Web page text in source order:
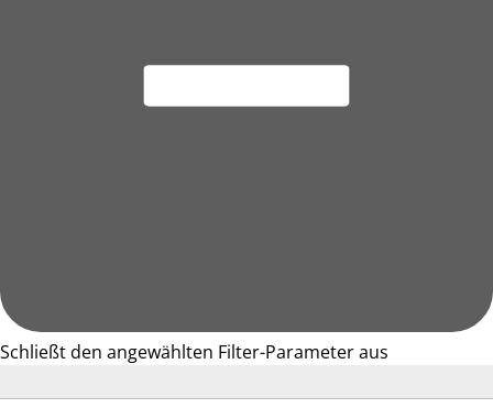
Schließt den angewählten Filter-Parameter aus